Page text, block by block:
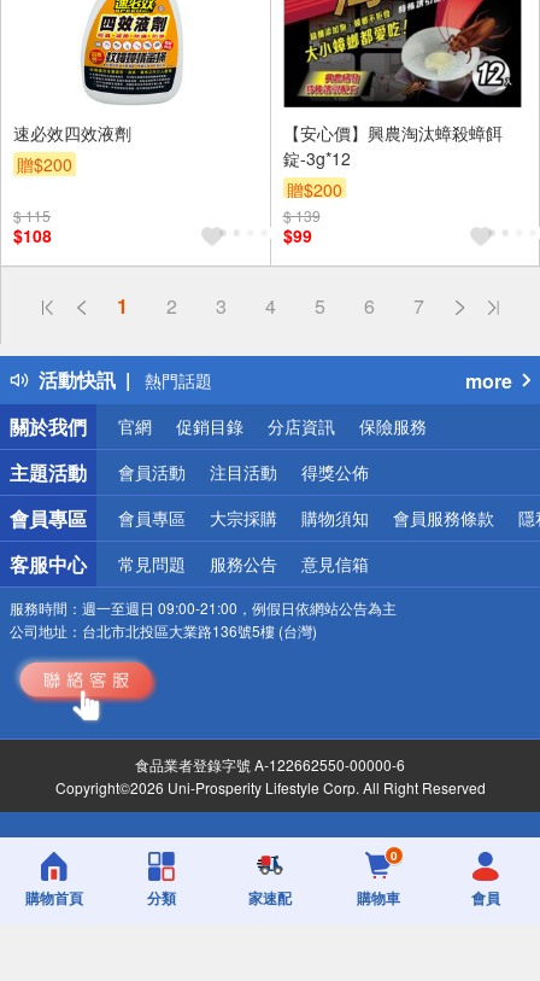
速必效四效液劑
贈$200
$ 115
$108
【安心價】興農淘汰蟑殺蟑餌
錠-3g*12
贈$200
$ 139
$99
1 2 3 4 5 6 7
活動快訊
偏遠地區配送
得獎公告
熱門話題
銀行優惠
偏遠地區配送
詐騙網頁！請小心！
more
關於我們
官網 促銷目錄 分店資訊 保險服務
主題活動 會員活動 注目活動 得獎公佈
會員專區 會員專區 大宗採購 購物須知 會員服務條款 隱
客服中心 常見問題 服務公告 意見信箱
服務時間： 週一至週日 09:00-21:00，例假日依網站公告為主
公司地址： 台北市北投區大業路136號5樓 (台灣)
食品業者登錄字號 A-122662550-00000-6
Copyright©2026 Uni-Prosperity Lifestyle Corp. All Right Reserved
購物首頁 分類 家速配
0
購物車 會員